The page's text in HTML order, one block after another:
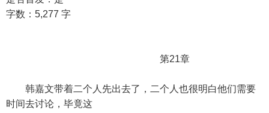
字数：5,277 字
第21章
韩嘉文带着二个人先出去了，二个人也很明白他们需要
时间去讨论，毕竟这